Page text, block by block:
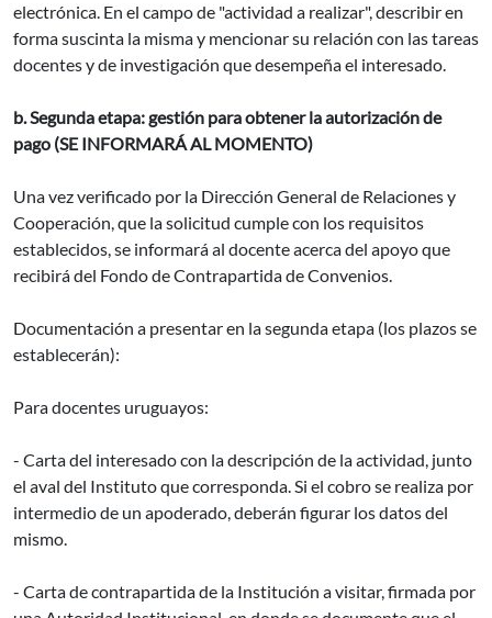
electrónica. En el campo de "actividad a realizar", describir en
forma suscinta la misma y mencionar su relación con las tareas
docentes y de investigación que desempeña el interesado.
b. Segunda etapa: gestión para obtener la autorización de
pago (SE INFORMARÁ AL MOMENTO)
Una vez verificado por la Dirección General de Relaciones y
Cooperación, que la solicitud cumple con los requisitos
establecidos, se informará al docente acerca del apoyo que
recibirá del Fondo de Contrapartida de Convenios.
Documentación a presentar en la segunda etapa (los plazos se
establecerán):
Para docentes uruguayos:
- Carta del interesado con la descripción de la actividad, junto
el aval del Instituto que corresponda. Si el cobro se realiza por
intermedio de un apoderado, deberán figurar los datos del
mismo.
- Carta de contrapartida de la Institución a visitar, firmada por